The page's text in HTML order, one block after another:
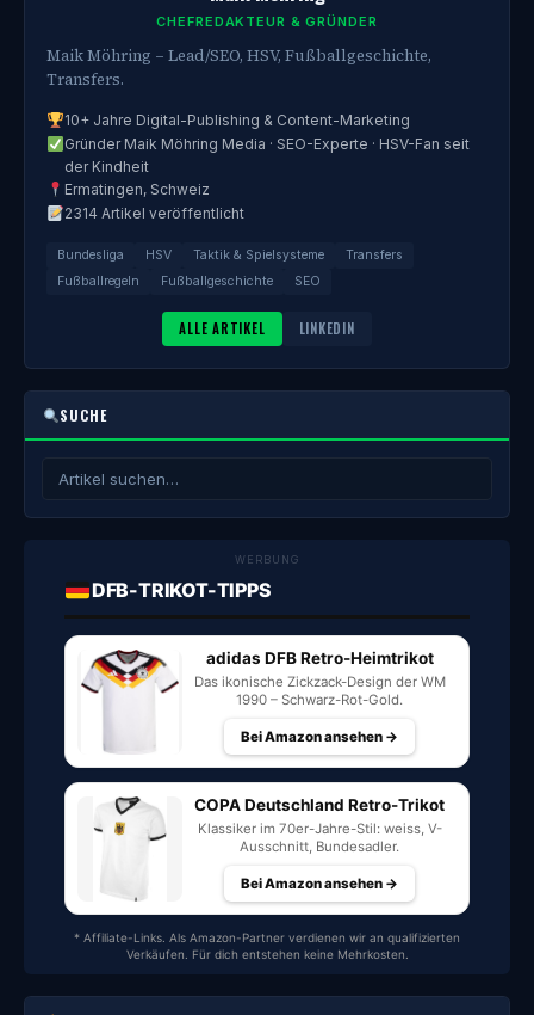
CHEFREDAKTEUR & GRÜNDER
Maik Möhring – Lead/SEO, HSV, Fußballgeschichte,
Transfers.
10+ Jahre Digital-Publishing & Content-Marketing
Gründer Maik Möhring Media · SEO-Experte · HSV-Fan seit
der Kindheit
Ermatingen, Schweiz
2314 Artikel veröffentlicht
Bundesliga HSV Taktik & Spielsysteme
Transfers
Fußballregeln
Fußballgeschichte SEO
ALLE ARTIKEL LINKEDIN
SUCHE
WERBUNG
DFB-TRIKOT-TIPPS
adidas DFB Retro-Heimtrikot
Das ikonische Zickzack-Design der WM
1990 – Schwarz-Rot-Gold.
Bei Amazon ansehen →
COPA Deutschland Retro-Trikot
Klassiker im 70er-Jahre-Stil: weiss, V-
Ausschnitt, Bundesadler.
Bei Amazon ansehen →
* Affiliate-Links. Als Amazon-Partner verdienen wir an qualifizierten
Verkäufen. Für dich entstehen keine Mehrkosten.